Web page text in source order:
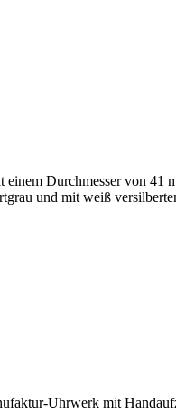
Durchmesser von 41
und mit weiß
Uhrwerk mit